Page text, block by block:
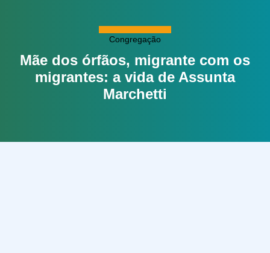
Congregação
Mãe dos órfãos, migrante com os
migrantes: a vida de Assunta
Marchetti